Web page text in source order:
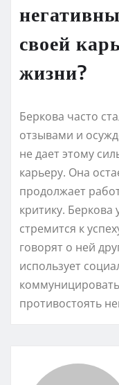
своей
жизни?
Беркова часто
отзывами и
не дает этому
карьеру. Она
продолжает
критику. Беркова
стремится к
говорят о ней
использует
противостоять